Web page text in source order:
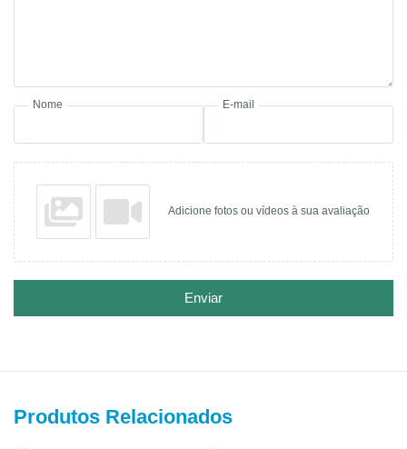
Nome E-mail
Adicione fotos ou vídeos à sua avaliação
Enviar
Produtos Relacionados